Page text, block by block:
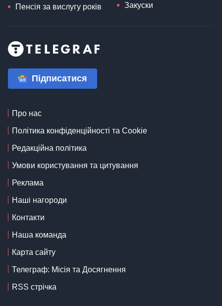
Пенсія за вислугу років Закуски
Підписатися
Про нас
Політика конфіденційності та Cookie
Редакційна політика
Умови користування та цитування
Реклама
Наші нагороди
Контакти
Наша команда
Карта сайту
Телеграф: Місія та Досягнення
RSS стрічка